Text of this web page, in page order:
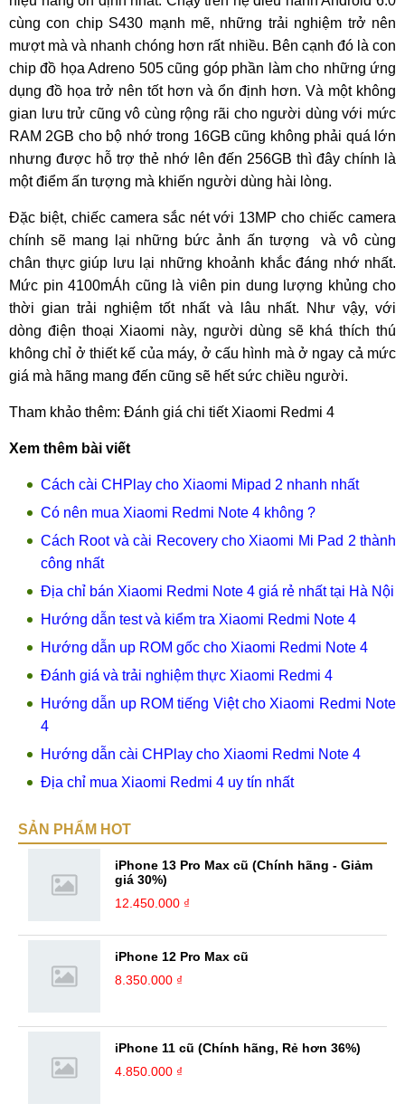
cùng con chip S430 mạnh mẽ, những trải nghiệm trở nên
mượt mà và nhanh chóng hơn rất nhiều. Bên cạnh đó là con
chip đồ họa Adreno 505 cũng góp phần làm cho những ứng
dụng đồ họa trở nên tốt hơn và ổn định hơn. Và một không
gian lưu trử cũng vô cùng rộng rãi cho người dùng với mức
RAM 2GB cho bộ nhớ trong 16GB cũng không phải quá lớn
nhưng được hỗ trợ thẻ nhớ lên đến 256GB thì đây chính là
một điểm ấn tượng mà khiến người dùng hài lòng.
Đặc biệt, chiếc camera sắc nét với 13MP cho chiếc camera
chính sẽ mang lại những bức ảnh ấn tượng và vô cùng
chân thực giúp lưu lại những khoảnh khắc đáng nhớ nhất.
Mức pin 4100mÁh cũng là viên pin dung lượng khủng cho
thời gian trải nghiệm tốt nhất và lâu nhất. Như vậy, với
dòng điện thoại Xiaomi này, người dùng sẽ khá thích thú
không chỉ ở thiết kế của máy, ở cấu hình mà ở ngay cả mức
giá mà hãng mang đến cũng sẽ hết sức chiều người.
Tham khảo thêm: Đánh giá chi tiết Xiaomi Redmi 4
Xem thêm bài viết
Cách cài CHPlay cho Xiaomi Mipad 2 nhanh nhất
Có nên mua Xiaomi Redmi Note 4 không ?
Cách Root và cài Recovery cho Xiaomi Mi Pad 2 thành
công nhất
Địa chỉ bán Xiaomi Redmi Note 4 giá rẻ nhất tại Hà Nội
Hướng dẫn test và kiểm tra Xiaomi Redmi Note 4
Hướng dẫn up ROM gốc cho Xiaomi Redmi Note 4
Đánh giá và trải nghiệm thực Xiaomi Redmi 4
Hướng dẫn up ROM tiếng Việt cho Xiaomi Redmi Note
4
Hướng dẫn cài CHPlay cho Xiaomi Redmi Note 4
Địa chỉ mua Xiaomi Redmi 4 uy tín nhất
SẢN PHẨM HOT
iPhone 13 Pro Max cũ (Chính hãng - Giảm
giá 30%)
12.450.000 ₫
iPhone 12 Pro Max cũ
8.350.000 ₫
iPhone 11 cũ (Chính hãng, Rẻ hơn 36%)
4.850.000 ₫